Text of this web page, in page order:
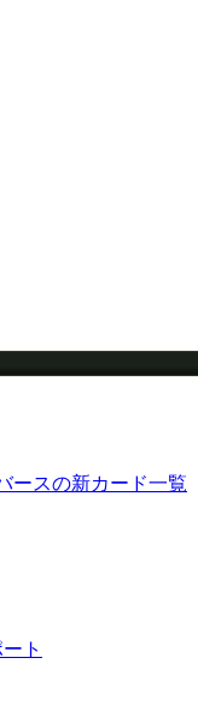
ースの新カード一覧
ト